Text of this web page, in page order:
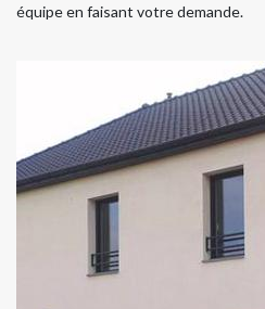
équipe en faisant votre demande.